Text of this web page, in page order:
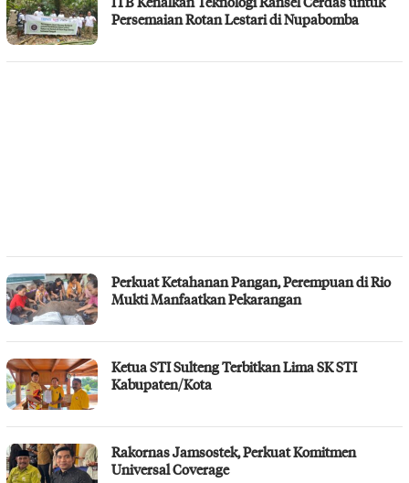
Persemaian Rotan Lestari di Nupabomba
Perkuat Ketahanan Pangan, Perempuan di Rio
Mukti Manfaatkan Pekarangan
Ketua STI Sulteng Terbitkan Lima SK STI
Kabupaten/Kota
Rakornas Jamsostek, Perkuat Komitmen
Universal Coverage